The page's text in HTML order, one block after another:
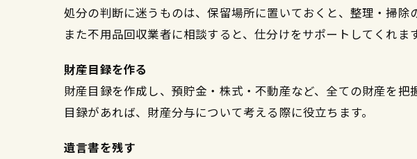
処分の判断に迷うものは、保留場所に置いておくと、整理・掃除
また不用品回収業者に相談すると、仕分けをサポートしてくれます
財産目録を作る
財産目録を作成し、預貯金・株式・不動産など、全ての財産を把
目録があれば、財産分与について考える際に役立ちます。
遺言書を残す